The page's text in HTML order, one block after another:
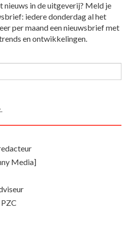
nieuws in de uitgeverij? Meld je
iedere donderdag al het
per maand een nieuwsbrief met
en ontwikkelingen.
Media]